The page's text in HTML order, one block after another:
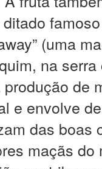
(uma
na
de
e envolve
das
maçãs